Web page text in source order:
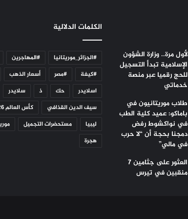
لأول مرة.. وزارة الشؤون
الإسلامية تبدأ التسجيل
للحج رقميا عبر منصة
خدماتي
طلاب موريتانيون في
باماكو: عميد كلية الطب
في نواكشوط رفض
دمجنا بحجة أن “لا حرب
في مالي”
العثور على جثامين 7
منقبين في تيرس
الكلمات الدلالية
#الجزائر_موريتانيا #المهاجرين
#كيفة
#مصر أسعار الذهب
اسلايدر
حك ذ
سلايدر
سيف الدين القذافي
كأس العالم 2026
ليبيا
مستحضرات التجميل
هجرة